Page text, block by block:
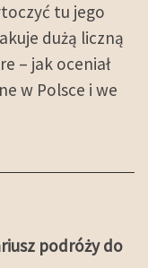
tu jego
dużą liczną
– jak oceniał
w Polsce i we
podróży do